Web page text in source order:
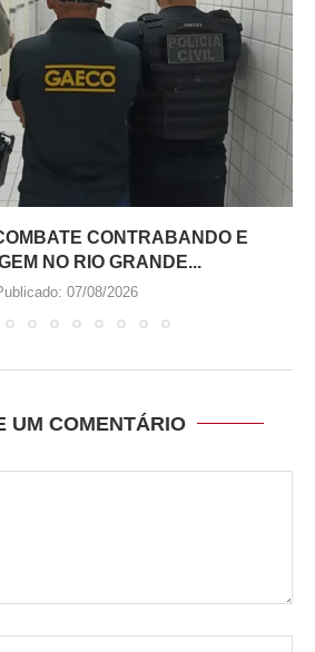
CONTRABANDO E
NO RIO GRANDE...
07/08/2026
UM COMENTÁRIO